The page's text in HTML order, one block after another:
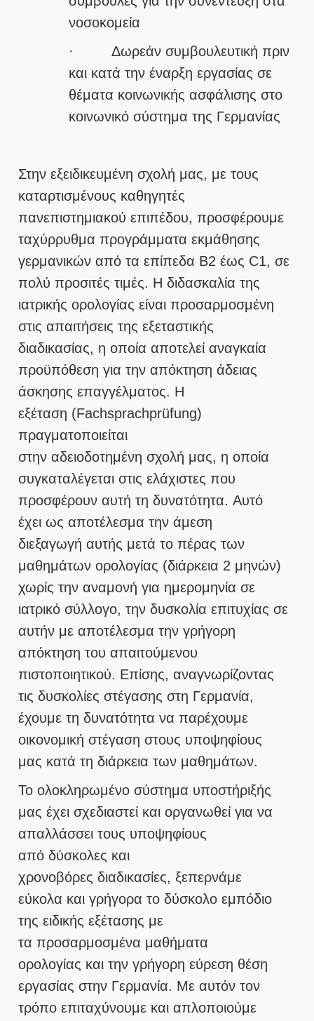
νοσοκομεία
· Δωρεάν συμβουλευτική πριν
και κατά την έναρξη εργασίας σε
θέματα κοινωνικής ασφάλισης στο
κοινωνικό σύστημα της Γερμανίας
Στην εξειδικευμένη σχολή μας, με τους
καταρτισμένους καθηγητές
πανεπιστημιακού επιπέδου, προσφέρουμε
ταχύρρυθμα προγράμματα εκμάθησης
γερμανικών από τα επίπεδα Β2 έως C1, σε
πολύ προσιτές τιμές. Η διδασκαλία της
ιατρικής ορολογίας είναι προσαρμοσμένη
στις απαιτήσεις της εξεταστικής
διαδικασίας, η οποία αποτελεί αναγκαία
προϋπόθεση για την απόκτηση άδειας
άσκησης επαγγέλματος. Η
εξέταση (Fachsprachprüfung)
πραγματοποιείται
στην αδειοδοτημένη σχολή μας, η οποία
συγκαταλέγεται στις ελάχιστες που
προσφέρουν αυτή τη δυνατότητα. Αυτό
έχει ως αποτέλεσμα την άμεση
διεξαγωγή αυτής μετά το πέρας των
μαθημάτων ορολογίας (διάρκεια 2 μηνών)
χωρίς την αναμονή για ημερομηνία σε
ιατρικό σύλλογο, την δυσκολία επιτυχίας σε
αυτήν με αποτέλεσμα την γρήγορη
απόκτηση του απαιτούμενου
πιστοποιητικού. Επίσης, αναγνωρίζοντας
τις δυσκολίες στέγασης στη Γερμανία,
έχουμε τη δυνατότητα να παρέχουμε
οικονομική στέγαση στους υποψηφίους
μας κατά τη διάρκεια των μαθημάτων.
Το ολοκληρωμένο σύστημα υποστήριξής
μας έχει σχεδιαστεί και οργανωθεί για να
απαλλάσσει τους υποψηφίους
από δύσκολες και
χρονοβόρες διαδικασίες, ξεπερνάμε
εύκολα και γρήγορα το δύσκολο εμπόδιο
της ειδικής εξέτασης με
τα προσαρμοσμένα μαθήματα
ορολογίας και την γρήγορη εύρεση θέση
εργασίας στην Γερμανία. Με αυτόν τον
τρόπο επιταχύνουμε και απλοποιούμε